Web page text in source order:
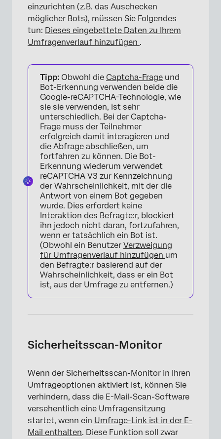
einzurichten (z.B. das Auschecken
möglicher Bots), müssen Sie Folgendes
tun: Dieses eingebettete Daten zu Ihrem
Umfragenverlauf hinzufügen .
Tipp: Obwohl die Captcha-Frage und
Bot-Erkennung verwenden beide die
Google-reCAPTCHA-Technologie, wie
sie sie verwenden, ist sehr
unterschiedlich. Bei der Captcha-
Frage muss der Teilnehmer
erfolgreich damit interagieren und
die Abfrage abschließen, um
fortfahren zu können. Die Bot-
Erkennung wiederum verwendet
reCAPTCHA V3 zur Kennzeichnung
der Wahrscheinlichkeit, mit der die
Antwort von einem Bot gegeben
wurde. Dies erfordert keine
Interaktion des Befragte:r, blockiert
ihn jedoch nicht daran, fortzufahren,
wenn er tatsächlich ein Bot ist.
(Obwohl ein Benutzer Verzweigung
für Umfragenverlauf hinzufügen um
den Befragte:r basierend auf der
Wahrscheinlichkeit, dass er ein Bot
ist, aus der Umfrage zu entfernen.)
Sicherheitsscan-Monitor
Wenn der Sicherheitsscan-Monitor in Ihren
Umfrageoptionen aktiviert ist, können Sie
verhindern, dass die E-Mail-Scan-Software
versehentlich eine Umfragensitzung
startet, wenn ein Umfrage-Link ist in der E-
Mail enthalten. Diese Funktion soll zwar